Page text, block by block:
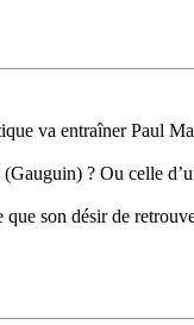
va entraîner Paul
? Ou celle
son désir de